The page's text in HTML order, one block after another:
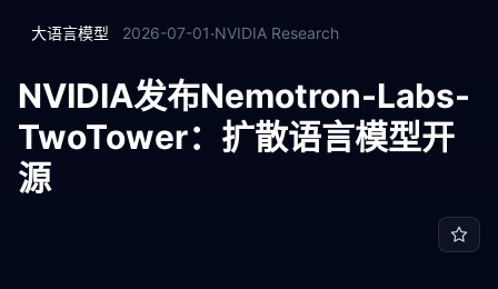
大语言模型 2026-07-01·NVIDIA Research
NVIDIA发布Nemotron-Labs-
TwoTower：扩散语言模型开
源